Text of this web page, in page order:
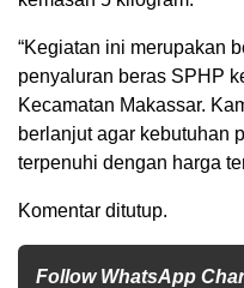
“Kegiatan ini merupakan
penyaluran beras SPHP
Kecamatan Makassar.
berlanjut agar kebutuhan
terpenuhi dengan harga
Komentar ditutup.
Follow WhatsApp